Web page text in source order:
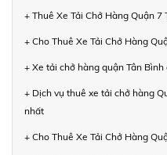
+ Thuê Xe Tải Chở Hàng Quận 7
+ Cho Thuê Xe Tải Chở Hàng
+ Xe tải chở hàng quận Tân
+ Dịch vụ thuê xe tải chở hàng
nhất
+ Cho Thuê Xe Tải Chở Hàng